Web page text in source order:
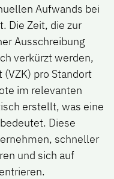
Aufwands bei
Die Zeit, die zur
Ausschreibung
verkürzt werden,
pro Standort
im relevanten
erstellt, was eine
Diese
schneller
und sich auf